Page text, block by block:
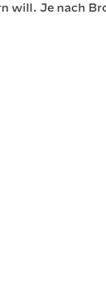
will. Je nach